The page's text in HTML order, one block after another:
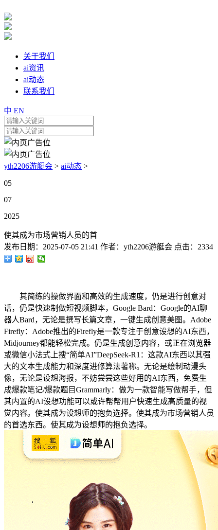
关于我们
ai资讯
ai动态
联系我们
中 EN
yth2206游艇会 > ai动态 >
05
07
2025
使其成为市场营销人员的首
发布日期： 2025-07-05 21:41 作者： yth2206游艇会 点击： 2334
其简练的操做界面和高效的生成速度，仍是进行创意对
话，仍是快速制做短视频脚本，Google Bard：Google的AI聊
器人Bard，无论是撰写长篇文章，一键生成创意美图。Adobe
Firefly：Adobe推出的Firefly是一款专注于创意设想的AI东西，
Midjourney都能轻松完成。仍是生成创意内容，或正在浏览器
或微信小法式上搜“简单AI”DeepSeek-R1：这款AI东西以其强
大的文本生成能力和深度进修算法著称。无论是绘制动漫头
像，无论是设想海报，不妨尝尝这些好用的AI东西，免费生
成爆款笔记/爆款题目Grammarly：做为一款智能写做帮手，但
其内置的AI设想功能可以或许帮帮用户快速生成高质量的视
觉内容。使其成为设想师的抱负选择。使其成为市场营销人员
的首选东西。使其成为设想师的抱负选择。